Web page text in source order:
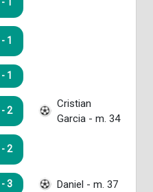
1
1
1
2
Cristian
Garcia - m. 34
2
3 Daniel - m. 37